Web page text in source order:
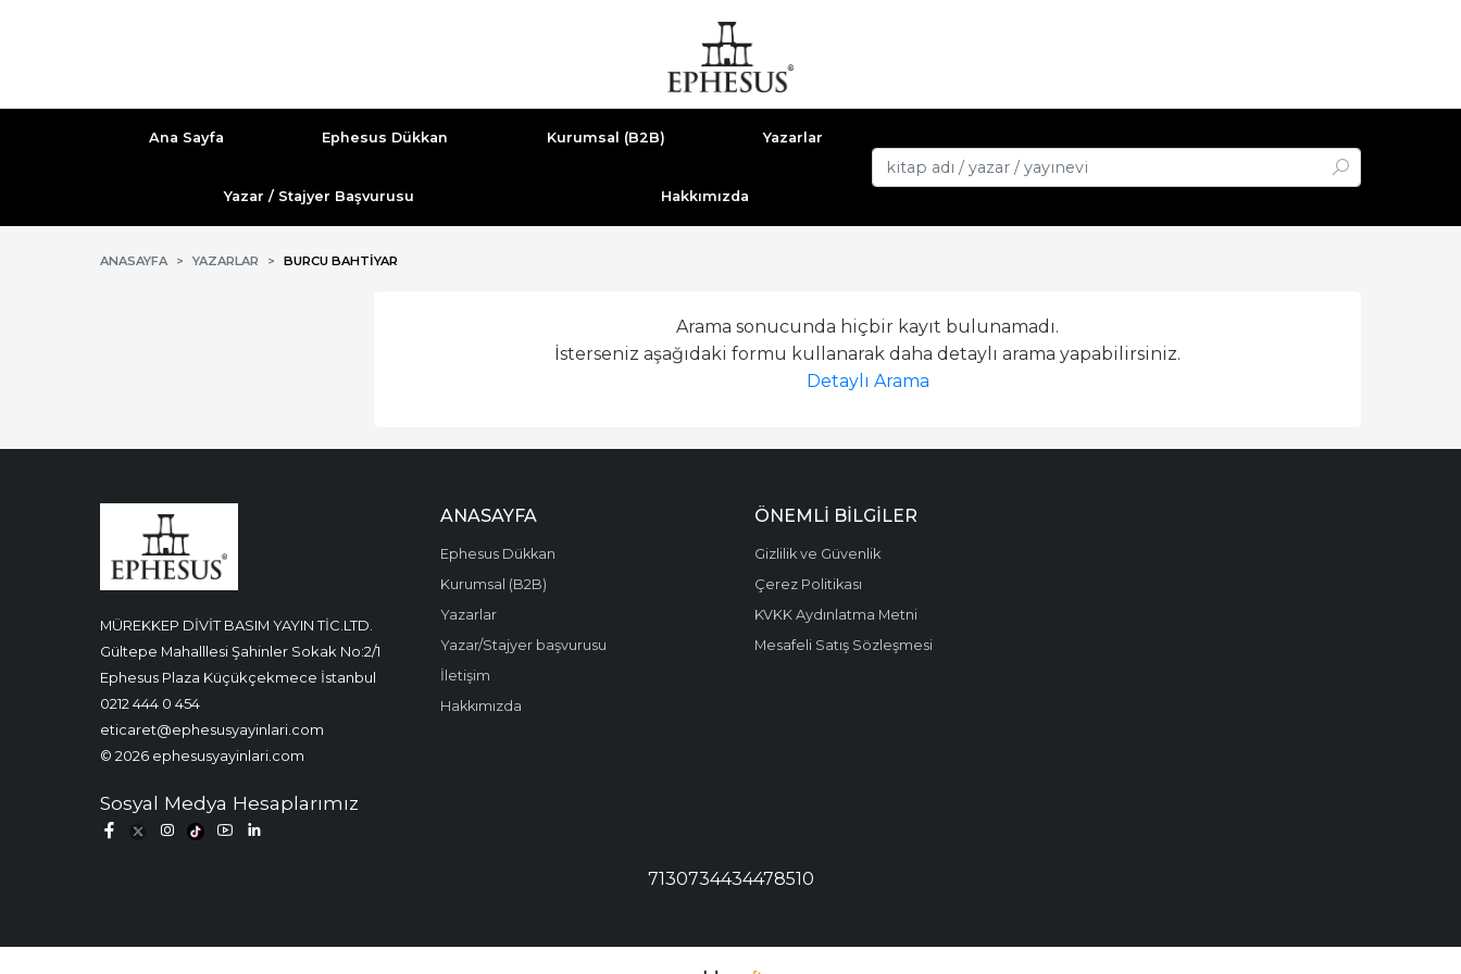
Ana Sayfa Ephesus Dükkan Kurumsal (B2B) Yazarlar
Yazar / Stajyer Başvurusu Hakkımızda
ANASAYFA YAZARLAR BURCU BAHTIYAR
Arama sonucunda hiçbir kayıt bulunamadı.
İsterseniz aşağıdaki formu kullanarak daha detaylı arama yapabilirsiniz.
Detaylı Arama
MÜREKKEP DİVİT BASIM YAYIN TİC.LTD.
Gültepe Mahalllesi Şahinler Sokak No:2/1
Ephesus Plaza Küçükçekmece İstanbul
0212 444 0 454
eticaret@ephesusyayinlari.com
© 2026 ephesusyayinlari.com
Sosyal Medya Hesaplarımız
ANASAYFA
Ephesus Dükkan
Kurumsal (B2B)
Yazarlar
Yazar/Stajyer başvurusu
İletişim
Hakkımızda
ÖNEMLI BILGILER
Gizlilik ve Güvenlik
Çerez Politikası
KVKK Aydınlatma Metni
Mesafeli Satış Sözleşmesi
7130734434478510